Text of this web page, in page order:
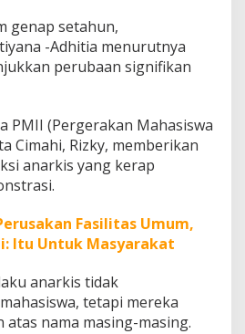
genap setahun,
-Adhitia menurutnya
perubaan signifikan
PMII (Pergerakan Mahasiswa
Cimahi, Rizky, memberikan
anarkis yang kerap
Fasilitas Umum,
Itu Untuk Masyarakat
anarkis tidak
tetapi mereka
nama masing-masing.